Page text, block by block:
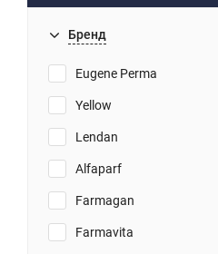
Бренд
Eugene Perma
Yellow
Lendan
Alfaparf
Farmagan
Farmavita